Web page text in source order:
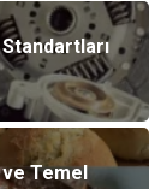
ve Temel